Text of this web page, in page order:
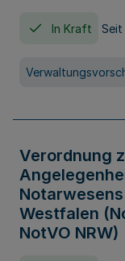
In Kraft
Verordnung
Westfalen
NotVO NRW)